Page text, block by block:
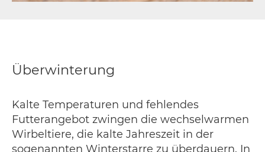
Überwinterung
Kalte Temperaturen und fehlendes
Futterangebot zwingen die wechselwarmen
Wirbeltiere, die kalte Jahreszeit in der
sogenannten Winterstarre zu überdauern. In